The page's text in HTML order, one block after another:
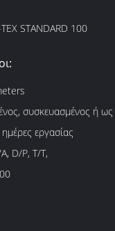
STANDARD 100
συσκευασμένος ή ως
εργασίας
D/P, T/T,